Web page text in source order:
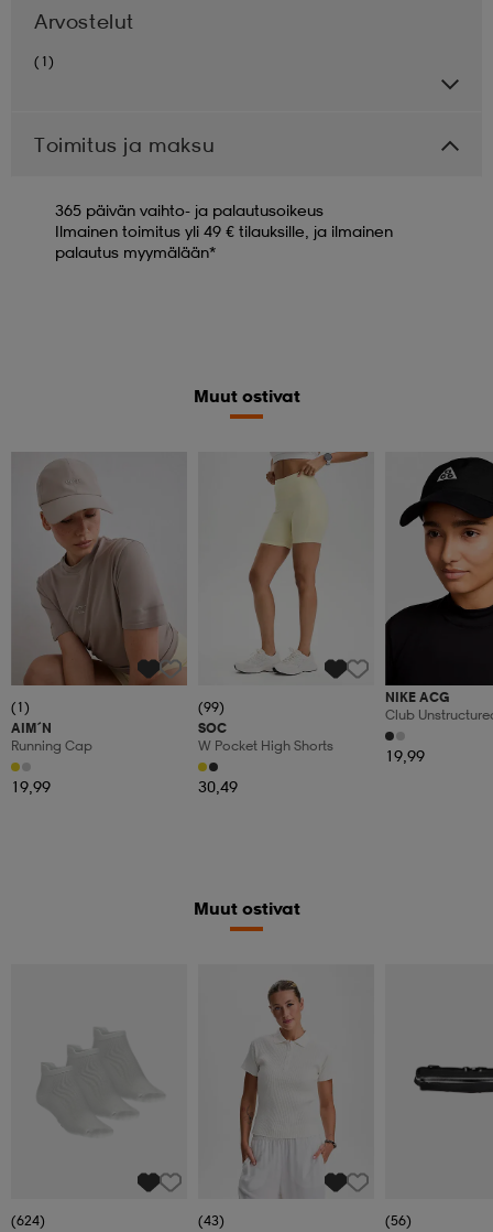
Arvostelut
(1)
Toimitus ja maksu
365 päivän vaihto- ja palautusoikeus
Ilmainen toimitus yli 49 € tilauksille, ja ilmainen
palautus myymälään*
Muut ostivat
(1)
AIM´N
Running Cap
19,99
(99)
SOC
W Pocket High Shorts
30,49
NIKE ACG
Club
19,99
Muut ostivat
(624)
(43)
(56)